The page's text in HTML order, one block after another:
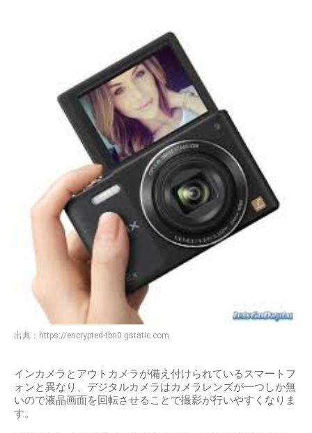
出典： https://encrypted-tbn0.gstatic.com
インカメラとアウトカメラが備え付けられているスマートフ
ォンと異なり、デジタルカメラはカメラレンズが一つしか無
いので液晶画面を回転させることで撮影が行いやすくなりま
す。